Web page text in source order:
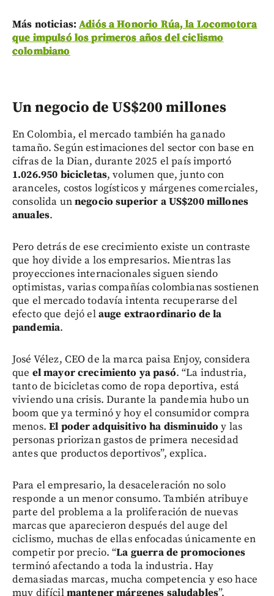
Más noticias:Adiós a Honorio Rúa, la Locomotora
que impulsó los primeros años del ciclismo
colombiano
Un negocio de US$200 millones
En Colombia, el mercado también ha ganado
tamaño. Según estimaciones del sector con base en
cifras de la Dian, durante 2025 el país importó
1.026.950 bicicletas, volumen que, junto con
aranceles, costos logísticos y márgenes comerciales,
consolida unnegocio superior a US$200 millones
anuales.
Pero detrás de ese crecimiento existe un contraste
que hoy divide a los empresarios. Mientras las
proyecciones internacionales siguen siendo
optimistas, varias compañías colombianas sostienen
que el mercado todavía intenta recuperarse del
efecto que dejó elauge extraordinario de la
pandemia.
José Vélez, CEO de la marca paisa Enjoy, considera
que el mayor crecimiento ya pasó. “La industria,
tanto de bicicletas como de ropa deportiva, está
viviendo una crisis. Durante la pandemia hubo un
boom que ya terminó y hoy el consumidor compra
menos.El poder adquisitivo ha disminuido y las
personas priorizan gastos de primera necesidad
antes que productos deportivos”, explica.
Para el empresario, la desaceleración no solo
responde a un menor consumo. También atribuye
parte del problema a la proliferación de nuevas
marcas que aparecieron después del auge del
ciclismo, muchas de ellas enfocadas únicamente en
competir por precio. “La guerra de promociones
terminó afectando a toda la industria. Hay
demasiadas marcas, mucha competencia y eso hace
muy difícilmantener márgenes saludables”,